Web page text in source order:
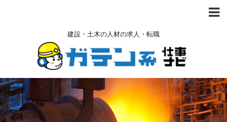
建設・土木の人材の求人・転職